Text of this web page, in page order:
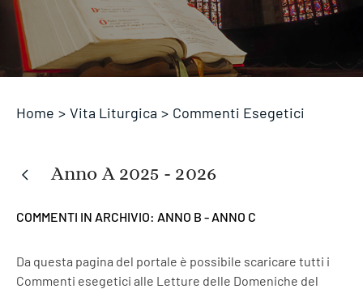
Home > Vita Liturgica > Commenti Esegetici
Anno A 2025 - 2026
COMMENTI IN ARCHIVIO: ANNO B - ANNO C
Da questa pagina del portale è possibile scaricare tutti i
Commenti esegetici alle Letture delle Domeniche del